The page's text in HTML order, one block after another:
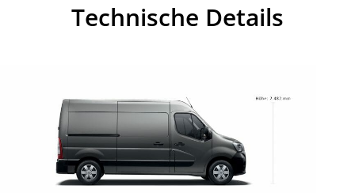
Technische Details